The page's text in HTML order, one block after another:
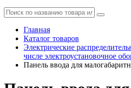
Главная
Каталог товаров
Электрические
числе электроустановочное
Панель ввода для